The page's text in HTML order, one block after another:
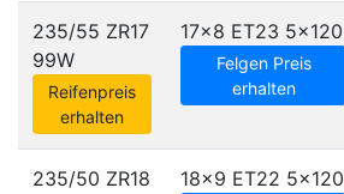
235/55 ZR17
99W
Reifenpreis
erhalten
17x8 ET23 5x120
Felgen Preis
erhalten
235/50 ZR18
18x9 ET22 5x120